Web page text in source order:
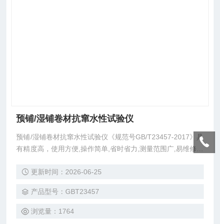
预铺/湿铺卷材抗窜水性试验仪
预铺/湿铺卷材抗窜水性试验仪《规范号GB/T23457-2017》具
有精度高，使用方便,操作简单,省时省力,测量范围广,易维修使
在粘接面内流窜性能的理想设备，是科研，学校，水利水电，
更新时间：2026-06-25
产品型号：GBT23457
浏览量：1764